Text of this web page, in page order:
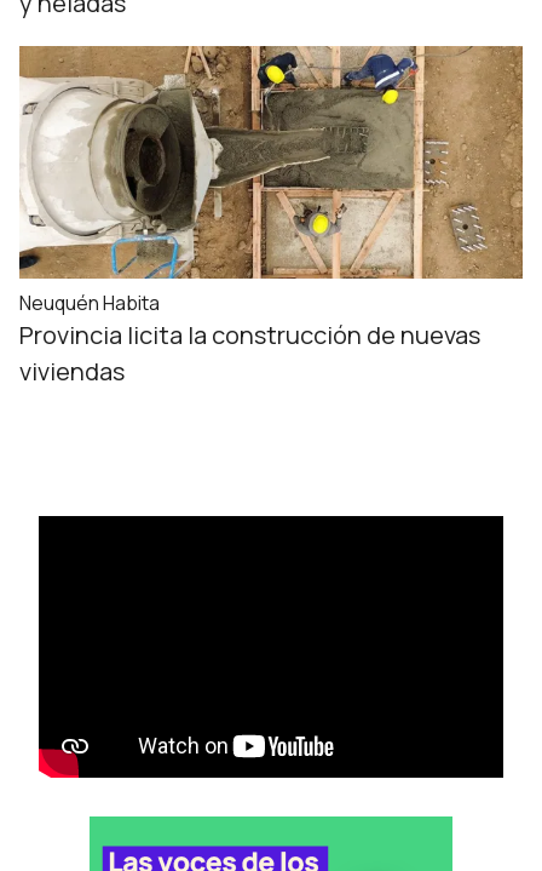
Neuquén Habita
Provincia licita la construcción de nuevas
viviendas